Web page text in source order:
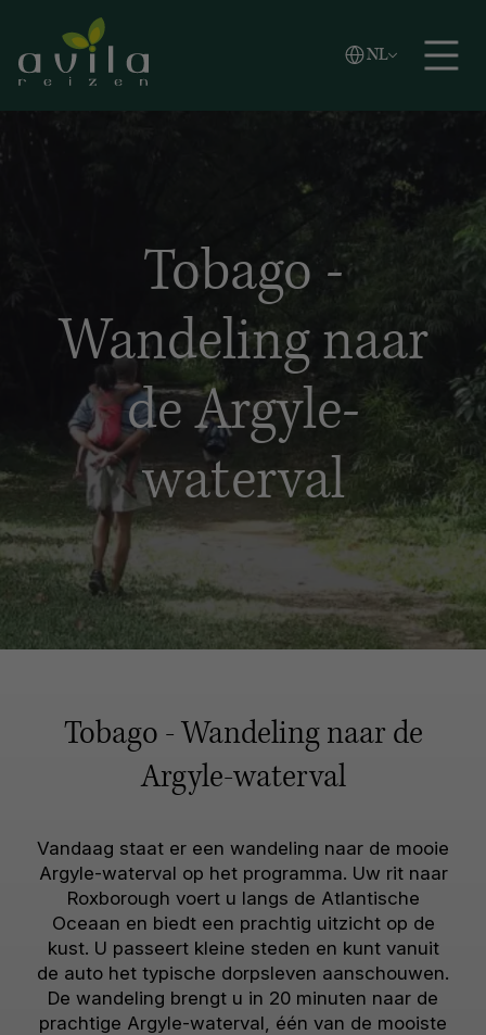
Zoeken
NL
Vlaams
English
Tobago -
Wandeling naar
de Argyle-
waterval
Tobago - Wandeling naar de
Argyle-waterval
Vandaag staat er een wandeling naar de mooie
Argyle-waterval op het programma. Uw rit naar
Roxborough voert u langs de Atlantische
Oceaan en biedt een prachtig uitzicht op de
kust. U passeert kleine steden en kunt vanuit
de auto het typische dorpsleven aanschouwen.
De wandeling brengt u in 20 minuten naar de
prachtige Argyle-waterval, één van de mooiste